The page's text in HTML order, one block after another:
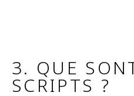
3. QUE
SCRIPTS ?